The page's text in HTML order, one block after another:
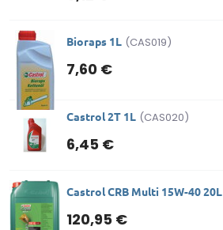
Bioraps 1L (CAS019)
7,60 €
Castrol 2T 1L (CAS020)
6,45 €
Castrol CRB Multi 15W-40 20L
120,95 €